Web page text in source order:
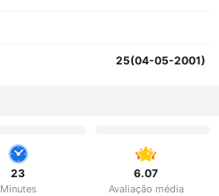
25(04-05-2001)
23
Minutes
6.07
Avaliação média